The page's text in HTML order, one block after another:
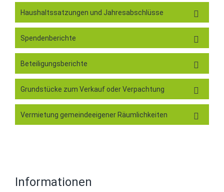
Haushaltssatzungen und Jahresabschlüsse
Spendenberichte
Beteiligungsberichte
Grundstücke zum Verkauf oder Verpachtung
Vermietung gemeindeeigener Räumlichkeiten
Informationen